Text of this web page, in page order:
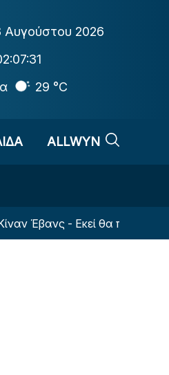
Αυγούστου 2026
29 °C
ALLWYN
- Εκεί θα παίζει τη νέα